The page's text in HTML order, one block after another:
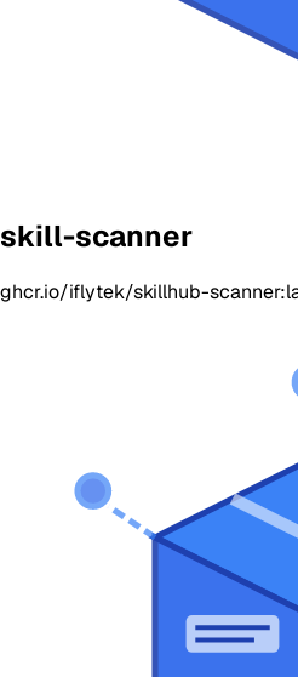
skill-scanner
ghcr.io/iflytek/skillhub-